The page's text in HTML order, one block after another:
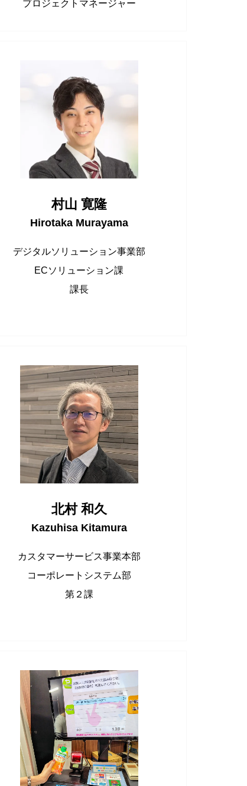
プロジェクトマネージャー
村山 寛隆
Hirotaka Murayama
デジタルソリューション事業部
ECソリューション課
課長
北村 和久
Kazuhisa Kitamura
カスタマーサービス事業本部
コーポレートシステム部
第２課